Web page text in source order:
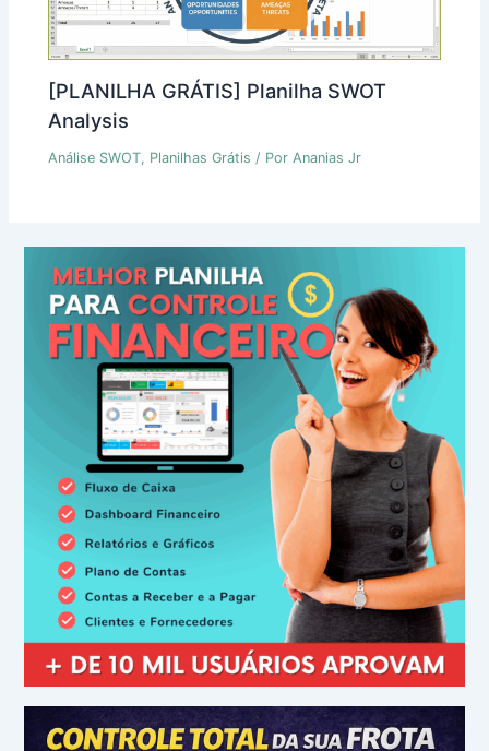
[PLANILHA GRÁTIS] Planilha SWOT
Analysis
Análise SWOT, Planilhas Grátis / PorAnanias Jr